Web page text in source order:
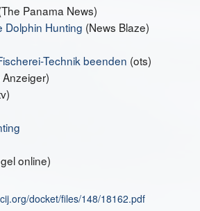
Panama News)
Dolphin Hunting (News Blaze)
Technik beenden (ots)
Anzeiger)
online)
docket/files/148/18162.pdf